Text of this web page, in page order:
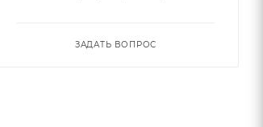
ЗАДАТЬ ВОПРОС